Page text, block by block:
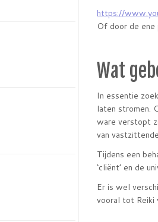
https://
Of door de
Wat
In essentie
laten stromen.
ware verstopt
van
Tijdens een
‘cliënt’ en de
Er is wel
vooral tot Reiki